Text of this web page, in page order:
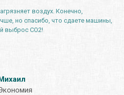
воздух. Конечно,
но спасибо, что сдаете машины,
выброс СО2!